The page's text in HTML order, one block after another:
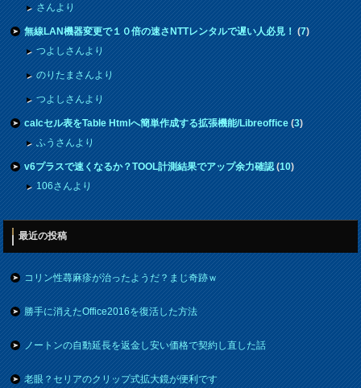
さんより
無線LAN機器変更で１０倍の速さNTTレンタルで遅い人必見！(7)
つよしさんより
のりたまさんより
つよしさんより
calcセル表をTable Htmlへ簡単作成する拡張機能/Libreoffice(3)
ふうさんより
v6プラスで速くなるか？TOOL計測結果でアップ余力確認(10)
106さんより
最近の投稿
コリン性蕁麻疹が治ったようだ？まじ奇跡ｗ
勝手に消えたOffice2016を復活した方法
ノートンの自動延長を返金し安い価格で契約し直した話
老眼？セリアのクリップ式拡大鏡が便利です